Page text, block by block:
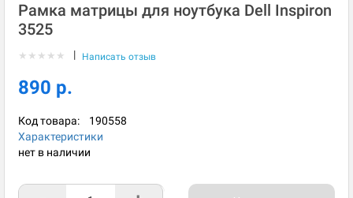
Рамка матрицы для ноутбука Dell Inspiron
3525
★ ★ ★ ★ ★ | Написать отзыв
890 р.
Код товара: 190558
Характеристики
нет в наличии